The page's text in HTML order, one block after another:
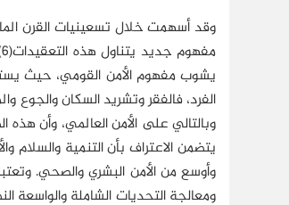
وقد أسهمت خلال تسعينيات القرن
يشوب مفهوم الأمن القومي، حيث
الفرد، فالفقر وتشريد السكان والجوع
وبالتالي على الأمن العالمي، وأن هذه
ومعالجة التحديات الشاملة